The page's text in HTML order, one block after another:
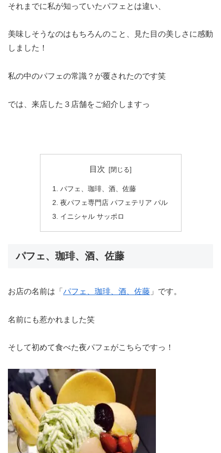
それまでに私が知っていたパフェとは違い、
美味しそうなのはもちろんのこと、見た目の美しさに感動
しました！
私の中のパフェの常識？が覆されたのです笑
では、来店した３店舗をご紹介しますっ
目次
パフェ、珈琲、酒、佐藤
夜パフェ専門店 パフェテリア パル
イニシャル サッポロ
パフェ、珈琲、酒、佐藤
お店の名前は「 パフェ、珈琲、酒、佐藤 」です。
名前にも惹かれました笑
そして初めて食べた夜パフェがこちらですっ！